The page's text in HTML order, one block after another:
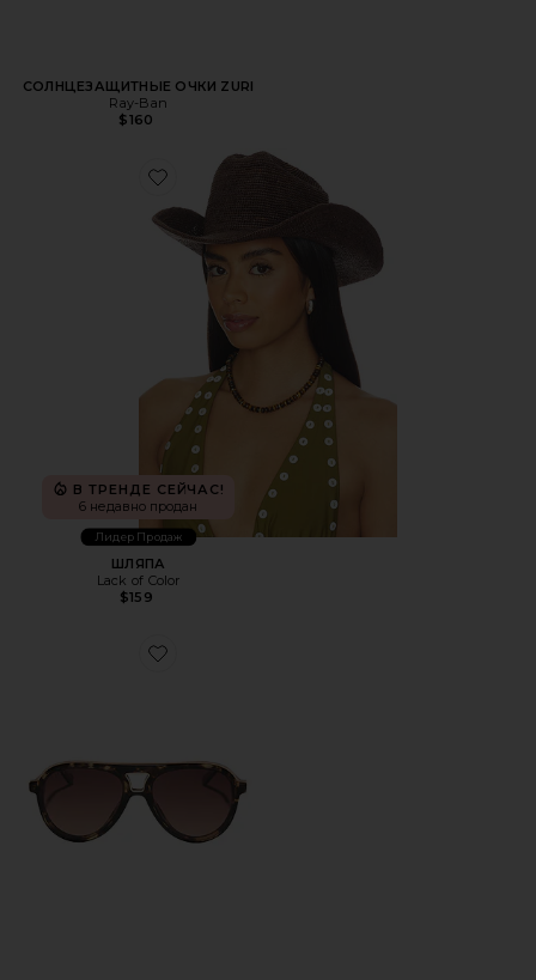
СОЛНЦЕЗАЩИТНЫЕ ОЧКИ ZURI
Ray-Ban
$160
Favorite ШЛЯПА
В ТРЕНДЕ СЕЙЧАС!
6 недавно продан
Лидер Продаж
ШЛЯПА
Lack of Color
$159
Favorite СОЛНЦЕЗАЩИТНЫЕ ОЧКИ TOSCA II